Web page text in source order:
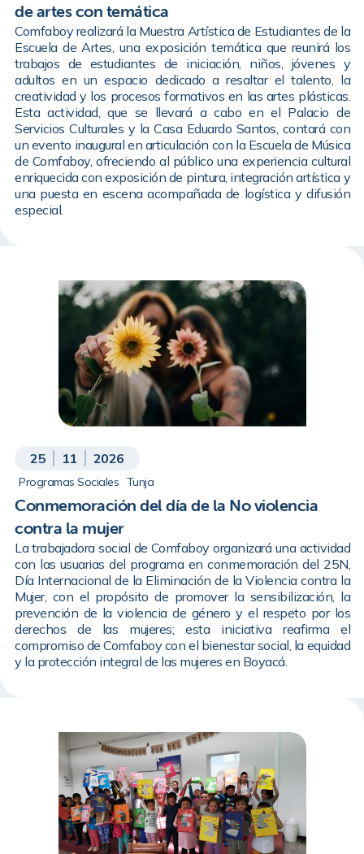
de artes con temática
Comfaboy realizará la Muestra Artística de Estudiantes de la
Escuela de Artes, una exposición temática que reunirá los
trabajos de estudiantes de iniciación, niños, jóvenes y
adultos en un espacio dedicado a resaltar el talento, la
creatividad y los procesos formativos en las artes plásticas.
Esta actividad, que se llevará a cabo en el Palacio de
Servicios Culturales y la Casa Eduardo Santos, contará con
un evento inaugural en articulación con la Escuela de Música
de Comfaboy, ofreciendo al público una experiencia cultural
enriquecida con exposición de pintura, integración artística y
una puesta en escena acompañada de logística y difusión
especial.
25 11 2026
Programas Sociales Tunja
Conmemoración del día de la No violencia
contra la mujer
La trabajadora social de Comfaboy organizará una actividad
con las usuarias del programa en conmemoración del 25N,
Día Internacional de la Eliminación de la Violencia contra la
Mujer, con el propósito de promover la sensibilización, la
prevención de la violencia de género y el respeto por los
derechos de las mujeres; esta iniciativa reafirma el
compromiso de Comfaboy con el bienestar social, la equidad
y la protección integral de las mujeres en Boyacá.